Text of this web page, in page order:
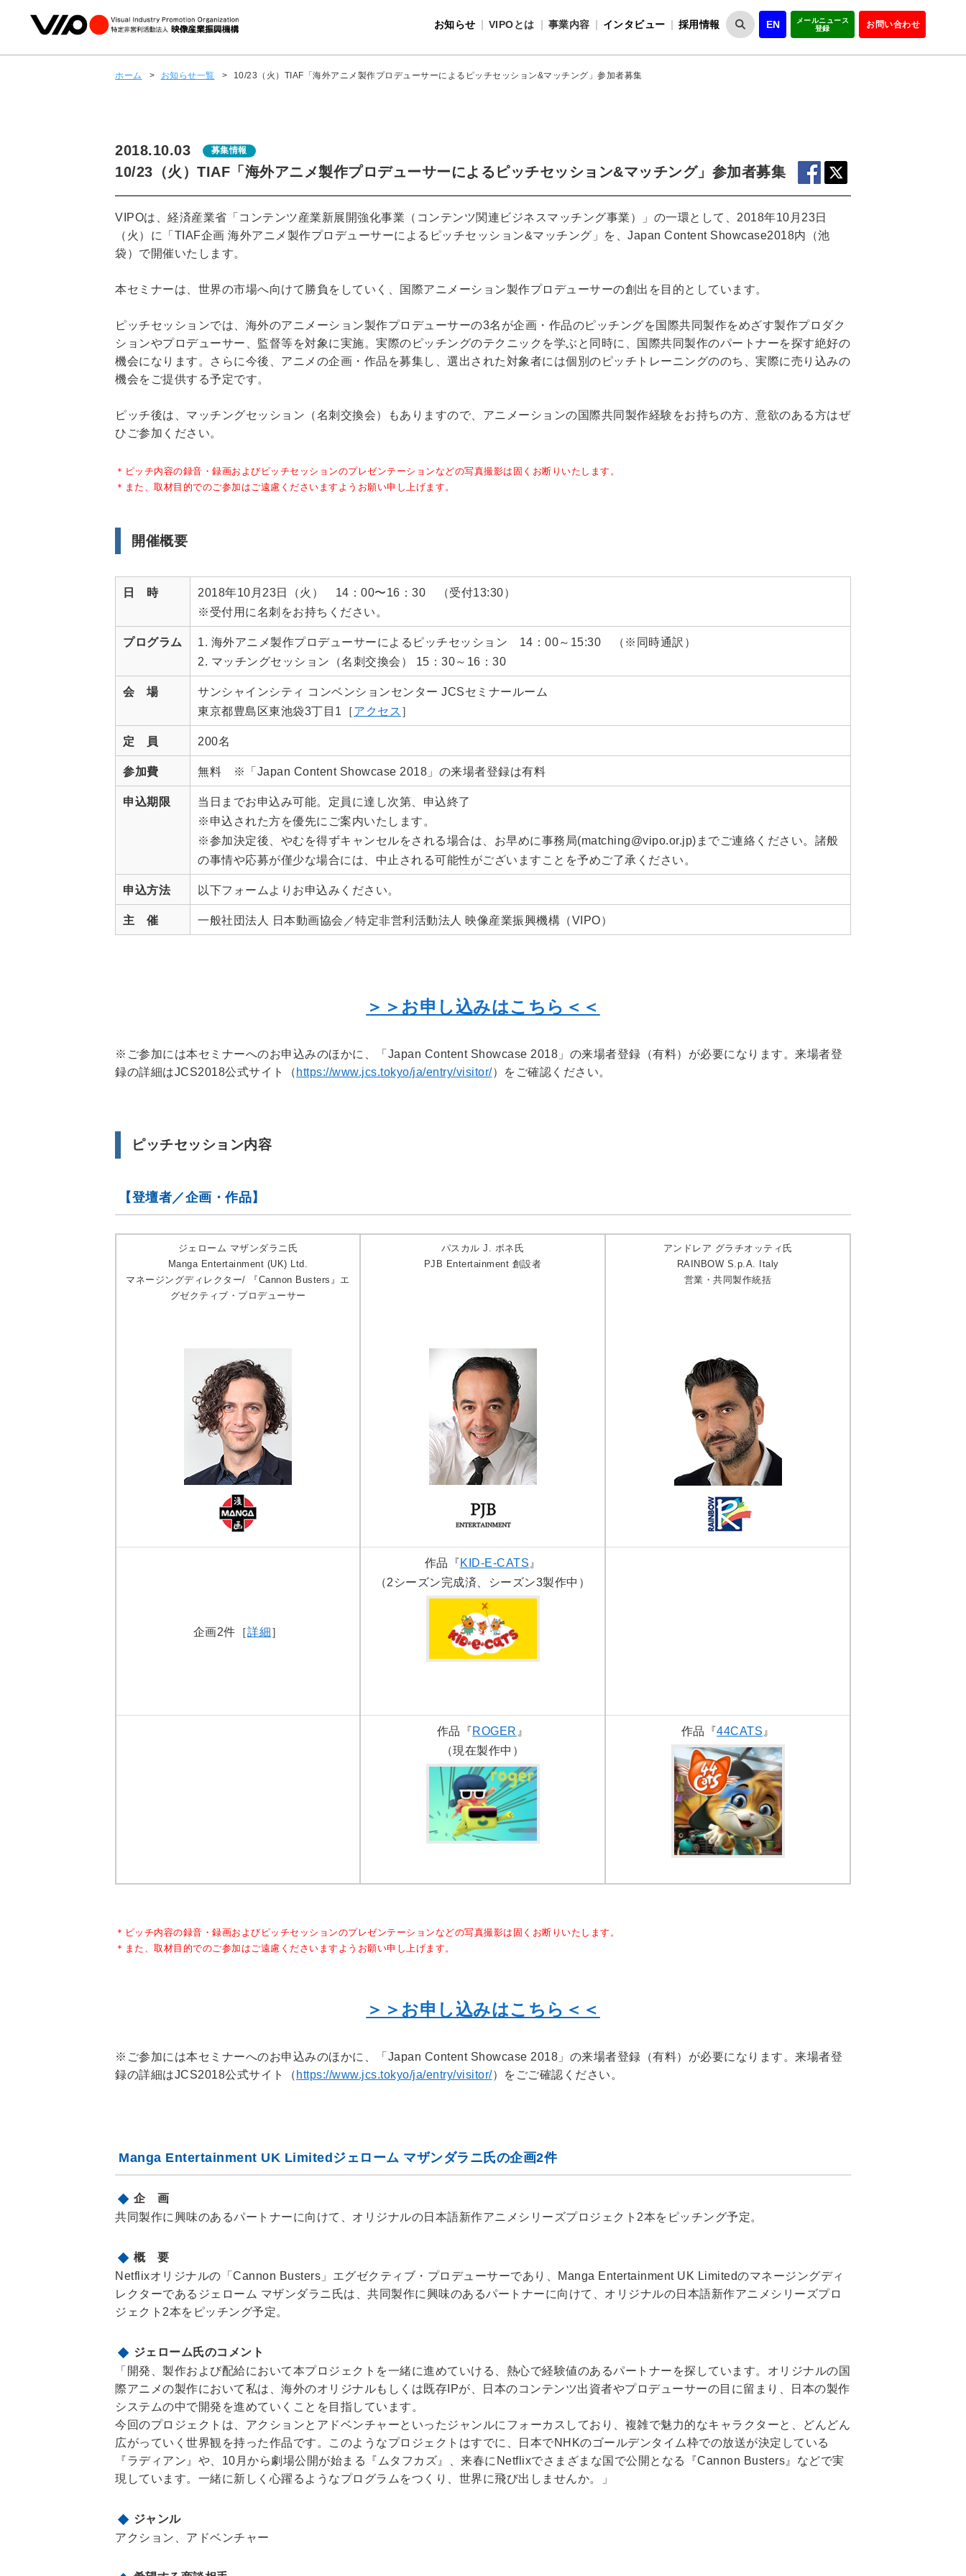
お知らせ VIPOとは
VIPOとは
事業内容
インタビュー 採用情報 EN
メールニュース
登録
お問い合わせ
ホーム > お知らせ一覧 > 10/23（火）TIAF「海外アニメ製作プロデューサーによるピッチセッション&マッチング」参加者募集
2018.10.03 募集情報
10/23（火）TIAF「海外アニメ製作プロデューサーによるピッチセッション&マッチング」参加者募集
VIPOは、経済産業省「コンテンツ産業新展開強化事業（コンテンツ関連ビジネスマッチング事業）」の一環として、2018年10月23日
（火）に「TIAF企画 海外アニメ製作プロデューサーによるピッチセッション&マッチング」を、Japan Content Showcase2018内（池
袋）で開催いたします。
本セミナーは、世界の市場へ向けて勝負をしていく、国際アニメーション製作プロデューサーの創出を目的としています。
ピッチセッションでは、海外のアニメーション製作プロデューサーの3名が企画・作品のピッチングを国際共同製作をめざす製作プロダク
ションやプロデューサー、監督等を対象に実施。実際のピッチングのテクニックを学ぶと同時に、国際共同製作のパートナーを探す絶好の
機会になります。さらに今後、アニメの企画・作品を募集し、選出された対象者には個別のピッチトレーニングののち、実際に売り込みの
機会をご提供する予定です。
ピッチ後は、マッチングセッション（名刺交換会）もありますので、アニメーションの国際共同製作経験をお持ちの方、意欲のある方はぜ
ひご参加ください。
＊ピッチ内容の録音・録画およびピッチセッションのプレゼンテーションなどの写真撮影は固くお断りいたします。
＊また、取材目的でのご参加はご遠慮くださいますようお願い申し上げます。
開催概要
日 時
2018年10月23日（火） 14：00〜16：30 （受付13:30）
※受付用に名刺をお持ちください。
プログラム
1. 海外アニメ製作プロデューサーによるピッチセッション 14：00～15:30 （※同時通訳）
2. マッチングセッション（名刺交換会） 15：30～16：30
会 場
サンシャインシティ コンベンションセンター JCSセミナールーム
東京都豊島区東池袋3丁目1［アクセス ］
定 員 200名
参加費 無料 ※「Japan Content Showcase 2018」の来場者登録は有料
申込期限
当日までお申込み可能。定員に達し次第、申込終了
※申込された方を優先にご案内いたします。
※参加決定後、やむを得ずキャンセルをされる場合は、お早めに事務局(matching@vipo.or.jp)までご連絡ください。諸般
の事情や応募が僅少な場合には、中止される可能性がございますことを予めご了承ください。
申込方法 以下フォームよりお申込みください。
主 催 一般社団法人 日本動画協会／特定非営利活動法人 映像産業振興機構（VIPO）
＞＞お申し込みはこちら＜＜
※ご参加には本セミナーへのお申込みのほかに、「Japan Content Showcase 2018」の来場者登録（有料）が必要になります。来場者登
録の詳細はJCS2018公式サイト（ https://www.jcs.tokyo/ja/entry/visitor/）をご確認ください。
ピッチセッション内容
【登壇者／企画・作品】
ジェローム マザンダラニ氏
Manga Entertainment (UK) Ltd.
マネージングディレクター/ 『Cannon Busters』エ
グゼクティブ・プロデューサー
パスカル J. ボネ氏
PJB Entertainment 創設者
アンドレア グラチオッティ氏
RAINBOW S.p.A. Italy
営業・共同製作統括
企画2件［詳細］
作品『KID-E-CATS 』
（2シーズン完成済、シーズン3製作中）
作品『ROGER 』
（現在製作中）
作品『44CATS 』
＊ピッチ内容の録音・録画およびピッチセッションのプレゼンテーションなどの写真撮影は固くお断りいたします。
＊また、取材目的でのご参加はご遠慮くださいますようお願い申し上げます。
＞＞お申し込みはこちら＜＜
※ご参加には本セミナーへのお申込みのほかに、「Japan Content Showcase 2018」の来場者登録（有料）が必要になります。来場者登
録の詳細はJCS2018公式サイト（ https://www.jcs.tokyo/ja/entry/visitor/）をごご確認ください。
Manga Entertainment UK Limitedジェローム マザンダラニ氏の企画2件
企 画
共同製作に興味のあるパートナーに向けて、オリジナルの日本語新作アニメシリーズプロジェクト2本をピッチング予定。
概 要
Netflixオリジナルの「Cannon Busters」エグゼクティブ・プロデューサーであり、Manga Entertainment UK Limitedのマネージングディ
レクターであるジェローム マザンダラニ氏は、共同製作に興味のあるパートナーに向けて、オリジナルの日本語新作アニメシリーズプロ
ジェクト2本をピッチング予定。
ジェローム氏のコメント
「開発、製作および配給において本プロジェクトを一緒に進めていける、熱心で経験値のあるパートナーを探しています。オリジナルの国
際アニメの製作において私は、海外のオリジナルもしくは既存IPが、日本のコンテンツ出資者やプロデューサーの目に留まり、日本の製作
システムの中で開発を進めていくことを目指しています。
今回のプロジェクトは、アクションとアドベンチャーといったジャンルにフォーカスしており、複雑で魅力的なキャラクターと、どんどん
広がっていく世界観を持った作品です。このようなプロジェクトはすでに、日本でNHKのゴールデンタイム枠での放送が決定している
『ラディアン』や、10月から劇場公開が始まる『ムタフカズ』、来春にNetflixでさまざまな国で公開となる『Cannon Busters』などで実
現しています。一緒に新しく心躍るようなプログラムをつくり、世界に飛び出しませんか。」
ジャンル
アクション、アドベンチャー